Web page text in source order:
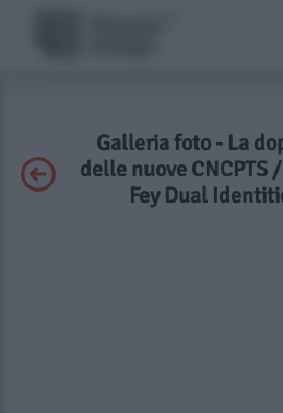
Galleria foto - La
delle nuove CNCPTS
Fey Dual